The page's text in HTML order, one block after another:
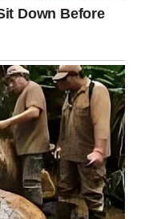
zdravlje kože,
svježine.
– zdrava koža i
⋆